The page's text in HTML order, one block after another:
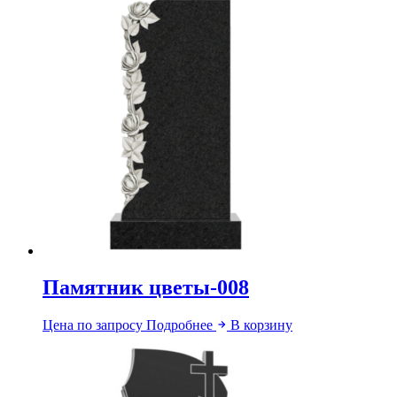
Памятник цветы-008
Цена по запросу Подробнее В корзину